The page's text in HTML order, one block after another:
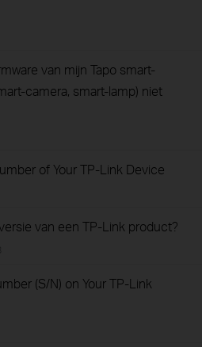
van mijn Tapo smart-
camera, smart-lamp) niet
of Your TP-Link Device
van een TP-Link product?
(S/N) on Your TP-Link